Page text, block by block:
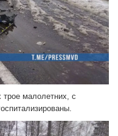
малолетних, с